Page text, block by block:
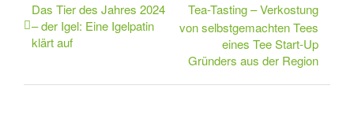
Das Tier des Jahres 2024
– der Igel: Eine Igelpatin
klärt auf
Tea-Tasting – Verkostung
von selbstgemachten Tees
eines Tee Start-Up
Gründers aus der Region